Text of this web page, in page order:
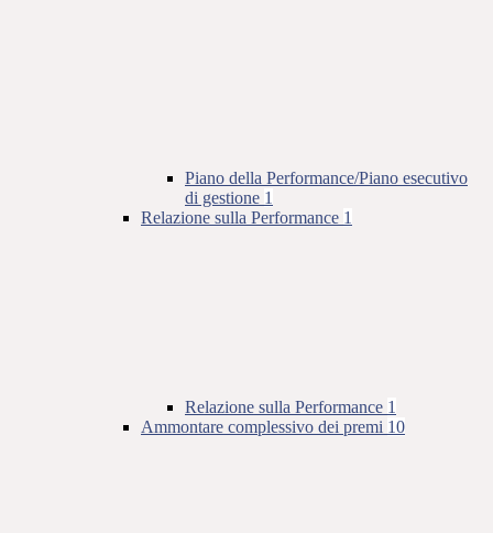
Piano della Performance/Piano esecutivo
di gestione 1
Relazione sulla Performance 1
Relazione sulla Performance 1
Ammontare complessivo dei premi 10